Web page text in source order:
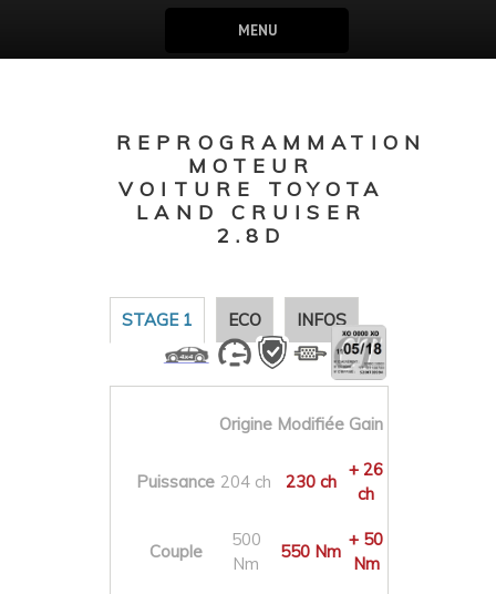
MENU
REPROGRAMMATION
MOTEUR
VOITURE TOYOTA
LAND CRUISER
2.8D
STAGE 1 ECO INFOS
Origine Modifiée Gain
Puissance 204 ch 230 ch
+ 26
ch
Couple
500
Nm
550 Nm
+ 50
Nm